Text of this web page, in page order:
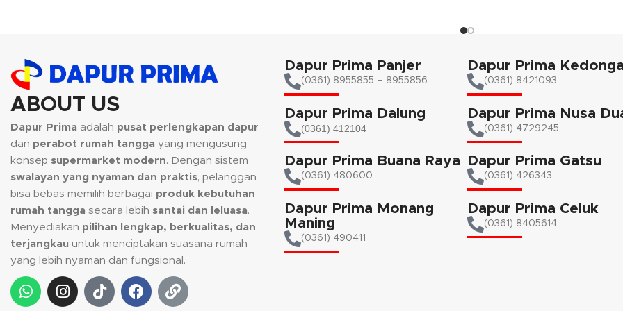
ABOUT US
Dapur Prima adalah pusat perlengkapan dapur
dan perabot rumah tangga yang mengusung
konsep supermarket modern. Dengan sistem
swalayan yang nyaman dan praktis, pelanggan
bisa bebas memilih berbagai produk kebutuhan
rumah tangga secara lebih santai dan leluasa.
Menyediakan pilihan lengkap, berkualitas, dan
terjangkau untuk menciptakan suasana rumah
yang lebih nyaman dan fungsional.
Dapur Prima Panjer
(0361) 8955855 – 8955856​
Dapur Prima Dalung
(0361) 412104
Dapur Prima Buana Raya
(0361) 480600
Dapur Prima Monang
Maning
(0361) 490411​
Dapur Prima
(0361) 8421093
Dapur Prima Nusa
(0361) 4729245
Dapur Prima Gatsu
(0361) 426343
Dapur Prima Celuk
(0361) 8405614